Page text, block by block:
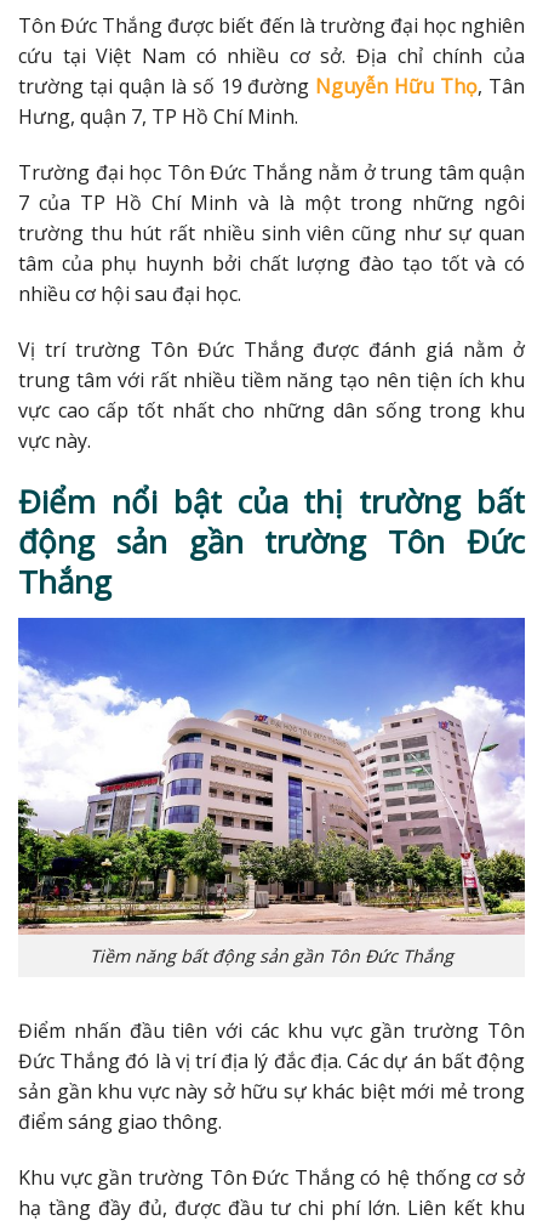
Tôn Đức Thắng được biết đến là trường đại học nghiên
cứu tại Việt Nam có nhiều cơ sở. Địa chỉ chính của
trường tại quận là số 19 đường Nguyễn Hữu Thọ, Tân
Hưng, quận 7, TP Hồ Chí Minh.
Trường đại học Tôn Đức Thắng nằm ở trung tâm quận
7 của TP Hồ Chí Minh và là một trong những ngôi
trường thu hút rất nhiều sinh viên cũng như sự quan
tâm của phụ huynh bởi chất lượng đào tạo tốt và có
nhiều cơ hội sau đại học.
Vị trí trường Tôn Đức Thắng được đánh giá nằm ở
trung tâm với rất nhiều tiềm năng tạo nên tiện ích khu
vực cao cấp tốt nhất cho những dân sống trong khu
vực này.
Điểm nổi bật của thị trường bất
động sản gần trường Tôn Đức
Thắng
Tiềm năng bất động sản gần Tôn Đức Thắng
Điểm nhấn đầu tiên với các khu vực gần trường Tôn
Đức Thắng đó là vị trí địa lý đắc địa. Các dự án bất động
sản gần khu vực này sở hữu sự khác biệt mới mẻ trong
điểm sáng giao thông.
Khu vực gần trường Tôn Đức Thắng có hệ thống cơ sở
hạ tầng đầy đủ, được đầu tư chi phí lớn. Liên kết khu